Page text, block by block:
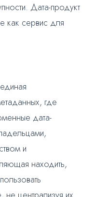
Дата-продукт
как сервис для
где
дата-
и
находить,